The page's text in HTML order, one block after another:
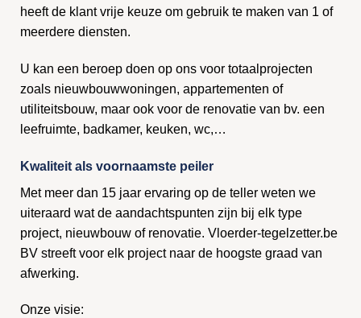
heeft de klant vrije keuze om gebruik te maken van 1 of
meerdere diensten.
U kan een beroep doen op ons voor totaalprojecten
zoals nieuwbouwwoningen, appartementen of
utiliteitsbouw, maar ook voor de renovatie van bv. een
leefruimte, badkamer, keuken, wc,…
Kwaliteit als voornaamste peiler
Met meer dan 15 jaar ervaring op de teller weten we
uiteraard wat de aandachtspunten zijn bij elk type
project, nieuwbouw of renovatie. Vloerder-tegelzetter.be
BV streeft voor elk project naar de hoogste graad van
afwerking.
Onze visie: